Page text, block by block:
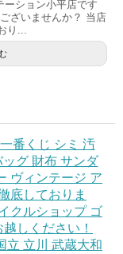
ーション小平店です
ざいませんか？ 当店
り...
番くじ シミ 汚
グ 財布 サンダ
ヴィンテージ ア
底しておりま
クルショップ ゴ
しください！
立 立川 武蔵大和